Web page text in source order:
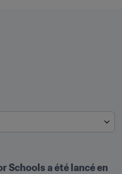
Schools a été lancé en